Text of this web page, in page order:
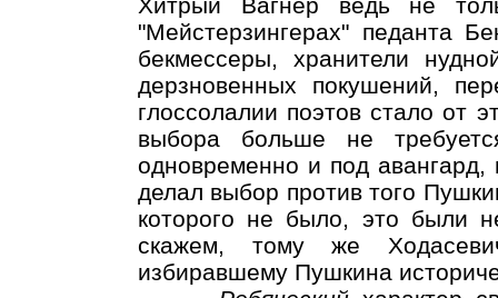
"Мейстерзингерах" педанта
бекмессеры, хранители
дерзновенных покушений,
глоссолалии поэтов стало от
выбора больше не
одновременно и под
делал выбор против того
которого не было, это были
скажем, тому же
избиравшему Пушкина